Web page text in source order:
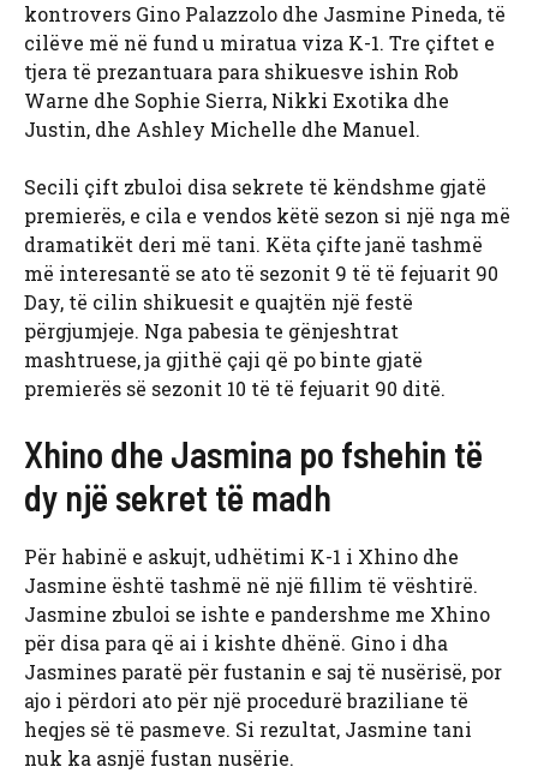
kontrovers Gino Palazzolo dhe Jasmine Pineda, të
cilëve më në fund u miratua viza K-1. Tre çiftet e
tjera të prezantuara para shikuesve ishin Rob
Warne dhe Sophie Sierra, Nikki Exotika dhe
Justin, dhe Ashley Michelle dhe Manuel.
Secili çift zbuloi disa sekrete të këndshme gjatë
premierës, e cila e vendos këtë sezon si një nga më
dramatikët deri më tani. Këta çifte janë tashmë
më interesantë se ato të sezonit 9 të të fejuarit 90
Day, të cilin shikuesit e quajtën një festë
përgjumjeje. Nga pabesia te gënjeshtrat
mashtruese, ja gjithë çaji që po binte gjatë
premierës së sezonit 10 të të fejuarit 90 ditë.
Xhino dhe Jasmina po fshehin të
dy një sekret të madh
Për habinë e askujt, udhëtimi K-1 i Xhino dhe
Jasmine është tashmë në një fillim të vështirë.
Jasmine zbuloi se ishte e pandershme me Xhino
për disa para që ai i kishte dhënë. Gino i dha
Jasmines paratë për fustanin e saj të nusërisë, por
ajo i përdori ato për një procedurë braziliane të
heqjes së të pasmeve. Si rezultat, Jasmine tani
nuk ka asnjë fustan nusërie.